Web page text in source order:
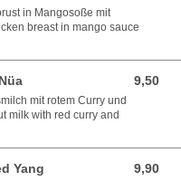
in Mangosoße mit
breast in mango sauce
9,50
9,50 EUR
mit rotem Curry und
milk with red curry and
Yang 9,90
9,90 EUR